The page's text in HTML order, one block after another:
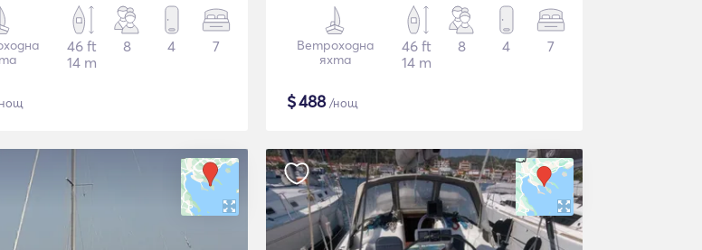
46 ft
14 m
8 4 7
Ветроходна
яхта
46 ft
14 m
8 4 7
$488/нощ